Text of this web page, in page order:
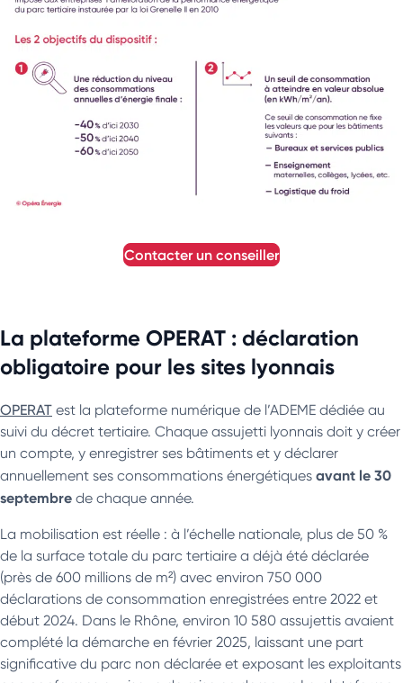
contacter un conseiller
La plateforme OPERAT : déclaration
obligatoire pour les sites lyonnais
OPERAT est la plateforme numérique de l’ADEME dédiée au
suivi du décret tertiaire. Chaque assujetti lyonnais doit y créer
un compte, y enregistrer ses bâtiments et y déclarer
annuellement ses consommations énergétiques avant le 30
septembre de chaque année.
La mobilisation est réelle : à l’échelle nationale, plus de 50 %
de la surface totale du parc tertiaire a déjà été déclarée
(près de 600 millions de m²) avec environ 750 000
déclarations de consommation enregistrées entre 2022 et
début 2024. Dans le Rhône, environ 10 580 assujettis avaient
complété la démarche en février 2025, laissant une part
significative du parc non déclarée et exposant les exploitants